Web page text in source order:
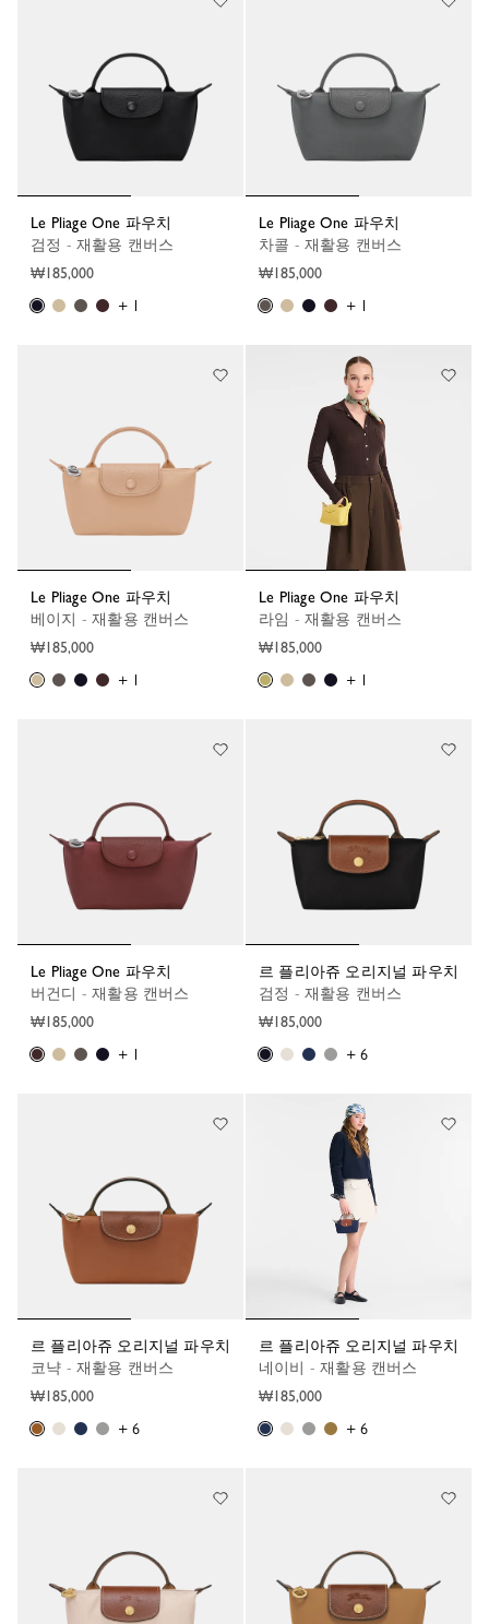
Le Pliage One 파우치
검정 - 재활용 캔버스
₩185,000
+ 1
Le Pliage One 파우치
차콜 - 재활용 캔버스
₩185,000
+ 1
Le Pliage One 파우치
베이지 - 재활용 캔버스
₩185,000
+ 1
Le Pliage One 파우치
라임 - 재활용 캔버스
₩185,000
+ 1
Le Pliage One 파우치
버건디 - 재활용 캔버스
₩185,000
+ 1
르 플리아쥬 오리지널 파우치
검정 - 재활용 캔버스
₩185,000
+ 6
르 플리아쥬 오리지널 파우치
코냑 - 재활용 캔버스
₩185,000
+ 6
르 플리아쥬 오리지널 파우치
네이비 - 재활용 캔버스
₩185,000
+ 6